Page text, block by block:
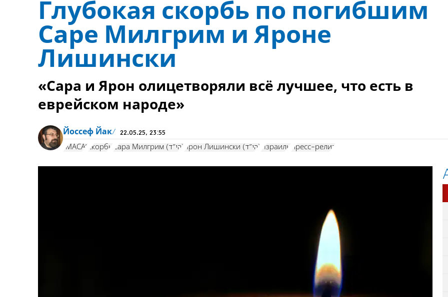
Глубокая скорбь по погибшим
Саре Милгрим и Яроне
Лишински
«Сара и Ярон олицетворяли всё лучшее, что есть в
еврейском народе»
Йоссеф Йак 22.05.25, 23:55
"МАСА" скорбь Сара Милгрим (הי"ד) Ярон Лишински (הי"ד) Израиль пресс-релиз